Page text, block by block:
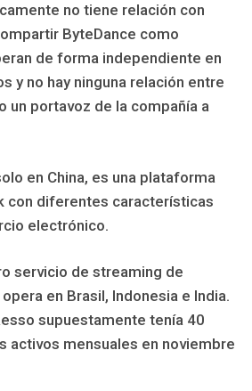
no tiene relación con
ByteDance como
de forma independiente en
y no hay ninguna relación entre
un portavoz de la compañía a
en China, es una plataforma
con diferentes características
electrónico.
servicio de streaming de
en Brasil, Indonesia e India.
supuestamente tenía 40
activos mensuales en noviembre